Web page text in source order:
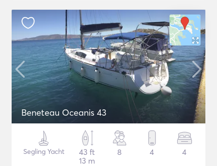
Beneteau Oceanis 43
Segling Yacht
43 ft
13 m
8 4 4